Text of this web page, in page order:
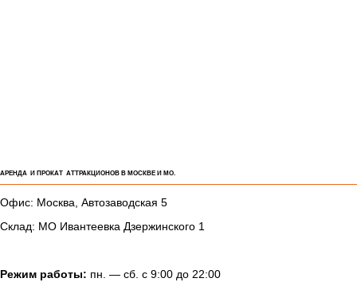
АРЕНДА И ПРОКАТ АТТРАКЦИОНОВ В МОСКВЕ И МО.
Офис: Москва, Автозаводская 5
Склад: МО Ивантеевка Дзержинского 1
Режим работы: пн. — сб. с 9:00 до 22:00